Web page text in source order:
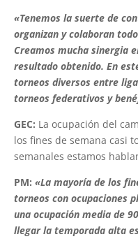
«Tenemos la suerte de
organizan y colaboran
Creamos mucha sinergia
resultado obtenido. En
torneos diversos entre
torneos federativos y
GEC: La ocupación del
los fines de semana casi
semanales estamos
PM: «La mayoría de los
torneos con ocupaciones
una ocupación media de
llegar la temporada alta